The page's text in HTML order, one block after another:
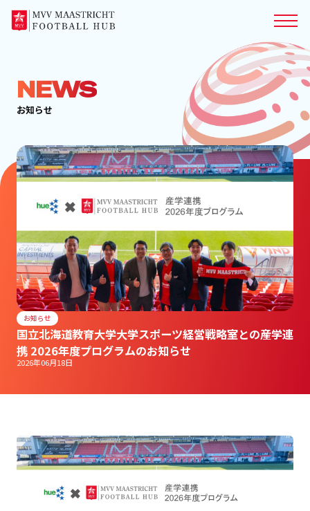
NEWS
お知らせ
お知らせ
国立北海道教育大学大学スポーツ経営戦略室との産学連
携 2026年度プログラムのお知らせ
2026年06月18日